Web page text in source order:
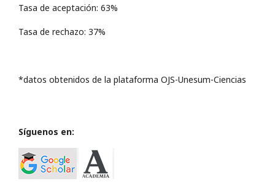
Tasa de aceptación: 63%
Tasa de rechazo: 37%
*datos obtenidos de la plataforma OJS-Unesum-Ciencias
Síguenos en: